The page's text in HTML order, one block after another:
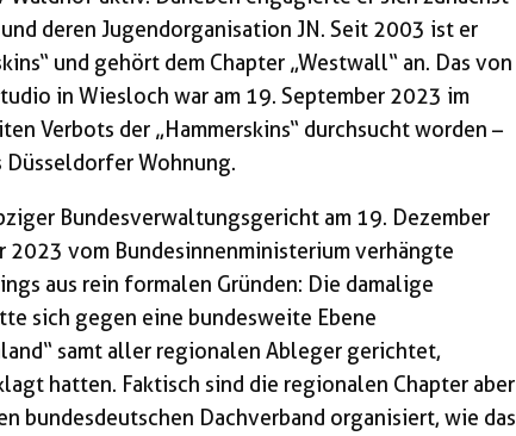
deren Jugendorganisation JN. Seit 2003 ist er
und gehört dem Chapter „Westwall“ an. Das von
in Wiesloch war am 19. September 2023 im
Verbots der „Hammerskins“ durchsucht worden –
Düsseldorfer Wohnung.
Bundesverwaltungsgericht am 19. Dezember
2023 vom Bundesinnenministerium verhängte
aus rein formalen Gründen: Die damalige
sich gegen eine bundesweite Ebene
samt aller regionalen Ableger gerichtet,
hatten. Faktisch sind die regionalen Chapter aber
bundesdeutschen Dachverband organisiert, wie das